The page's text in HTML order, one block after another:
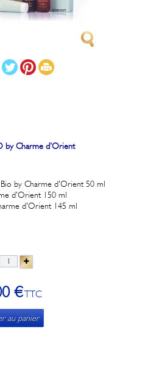
by Charme d'Orient
by Charme d'Orient 50 ml
d'Orient 150 ml
d'Orient 145 ml
€TTC
au panier